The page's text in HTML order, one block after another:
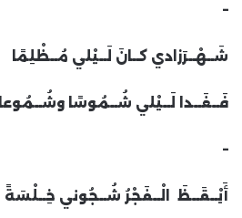
–
شَــهْــرَزادي كــانَ لَــيْلي مُــظْلِمًا
فَــغَــدا لَــيْلي شُــمُوسًا وشُــمُوعا
–
أَيْــقَــظَ الْــفَجْرُ شُــجُوني خِــلْسَةً